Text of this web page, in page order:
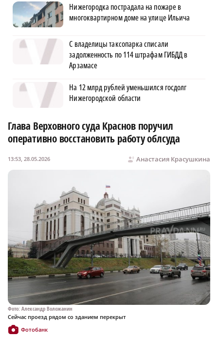
Нижегородка пострадала на пожаре в
многоквартирном доме на улице Ильича
С владелицы таксопарка списали
задолженность по 114 штрафам ГИБДД в
Арзамасе
На 12 млрд рублей уменьшился госдолг
Нижегородской области
Глава Верховного суда Краснов поручил
оперативно восстановить работу облсуда
Анастасия Красушкина
13:53, 28.05.2026
Фото: Александр Воложанин
Сейчас проезд рядом со зданием перекрыт
Фотобанк